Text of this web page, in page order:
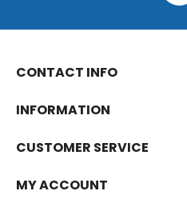
CONTACT INFO
INFORMATION
CUSTOMER SERVICE
MY ACCOUNT